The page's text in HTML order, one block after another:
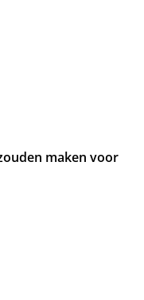
maken voor